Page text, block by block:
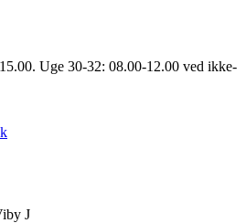
Uge 30-32: 08.00-12.00 ved ikke-
J